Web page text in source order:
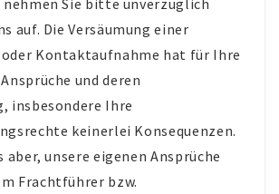
Sie bitte unverzüglich
auf. Die Versäumung einer
Kontaktaufnahme hat für Ihre
und deren
insbesondere Ihre
keinerlei Konsequenzen.
aber, unsere eigenen Ansprüche
Frachtführer bzw.